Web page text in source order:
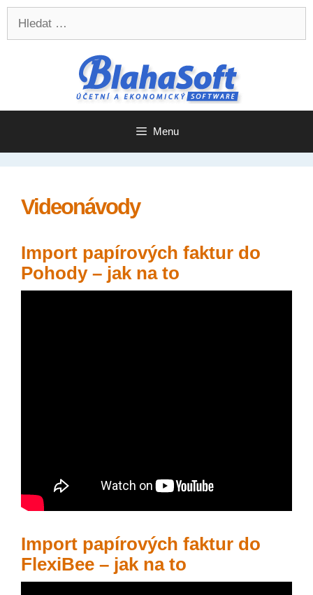
Přeskočit
obsah
Přeskočit
obsah
Menu
Videonávody
Import papírových faktur do
Pohody – jak na to
Import papírových faktur do
FlexiBee – jak na to